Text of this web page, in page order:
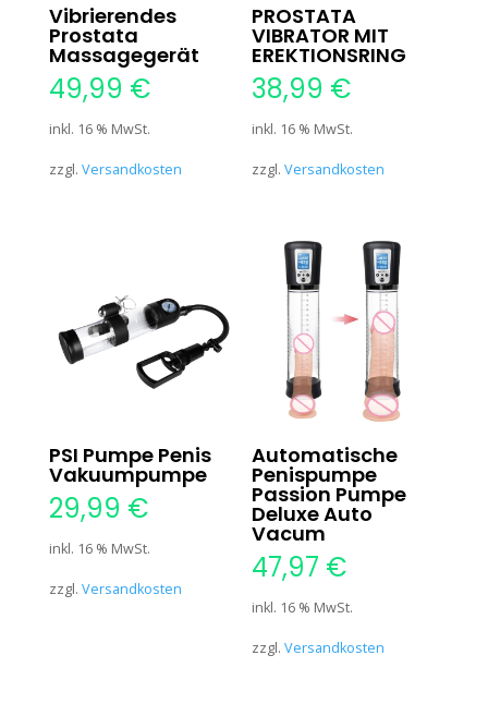
Vibrierendes
Prostata
Massagegerät
49,99 €
inkl. 16 % MwSt.
zzgl. Versandkosten
PROSTATA
VIBRATOR MIT
EREKTIONSRING
38,99 €
inkl. 16 % MwSt.
zzgl.Versandkosten
PSI Pumpe Penis
Vakuumpumpe
29,99 €
inkl. 16 % MwSt.
zzgl. Versandkosten
Automatische
Penispumpe
Passion Pumpe
Deluxe Auto
Vacum
47,97 €
inkl. 16 % MwSt.
zzgl.Versandkosten